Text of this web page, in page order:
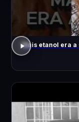
Mais etanol era a